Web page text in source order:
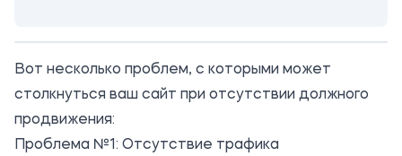
Вот несколько проблем, с которыми может
столкнуться ваш сайт при отсутствии должного
продвижения:
Проблема №1: Отсутствие трафика